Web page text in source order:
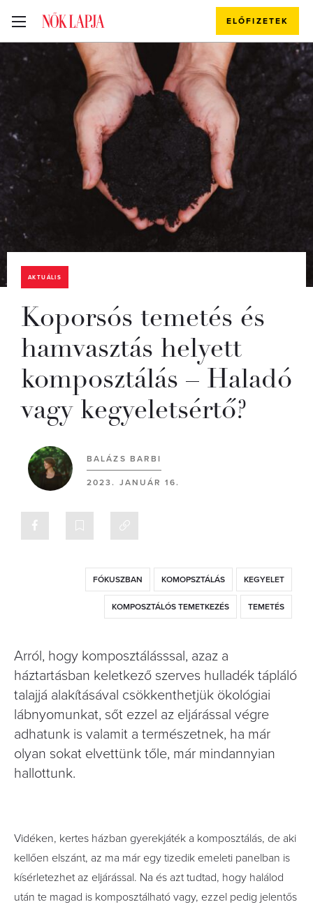
ELŐFIZETEK
AKTUÁLIS
Koporsós temetés és
hamvasztás helyett
komposztálás – Haladó
vagy kegyeletsértő?
BALÁZS BARBI
2023. JANUÁR 16.
FÓKUSZBAN KOMOPSZTÁLÁS KEGYELET
KOMPOSZTÁLÓS TEMETKEZÉS TEMETÉS
Arról, hogy komposztálásssal, azaz a
háztartásban keletkező szerves hulladék tápláló
talajjá alakításával csökkenthetjük ökológiai
lábnyomunkat, sőt ezzel az eljárással végre
adhatunk is valamit a természetnek, ha már
olyan sokat elvettünk tőle, már mindannyian
hallottunk.
Vidéken, kertes házban gyerekjáték a komposztálás, de aki
kellően elszánt, az ma már egy tizedik emeleti panelban is
kísérletezhet az eljárással. Na és azt tudtad, hogy halálod
után te magad is komposztálható vagy, ezzel pedig jelentős